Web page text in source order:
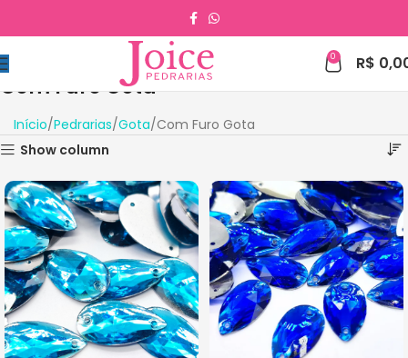
0 R$
Com Furo Gota
Início Pedrarias Gota Com Furo Gota
Show column